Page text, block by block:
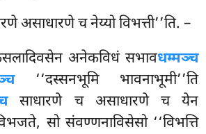
असाधारणे च नेय्यो विभत्ती’’ति. –
अनेकविधं सभावधम्मञ्च
‘‘दस्सनभूमि भावनाभूमी’’ति
साधारणे च असाधारणे च येन
सो संवण्णनाविसेसो ‘‘विभत्ति